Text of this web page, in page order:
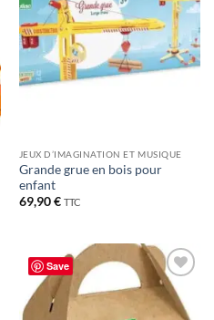
JEUX D’IMAGINATION ET MUSIQUE
Grande grue en bois pour
enfant
69,90€ TTC
Save